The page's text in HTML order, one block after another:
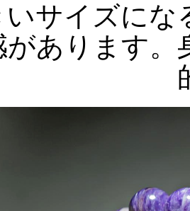
いサイズにな
があります。